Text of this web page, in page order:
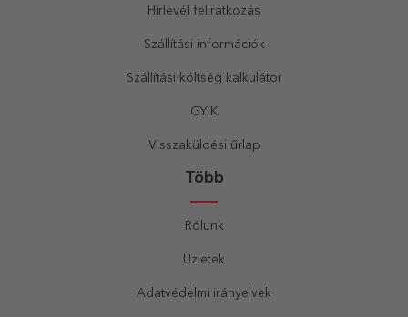
Hírlevél feliratkozás
Szállítási információk
Szállítási költség kalkulátor
GYIK
Visszaküldési űrlap
Több
Rólunk
Üzletek
Adatvédelmi irányelvek